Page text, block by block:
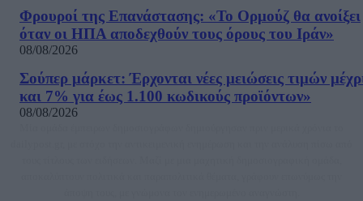
Φρουροί της Επανάστασης: «Το Ορμούζ θα ανοίξει
όταν οι ΗΠΑ αποδεχθούν τους όρους του Ιράν»
08/08/2026
Σούπερ μάρκετ: Έρχονται νέες μειώσεις τιμών
και 7% για έως 1.100 κωδικούς προϊόντων»
08/08/2026